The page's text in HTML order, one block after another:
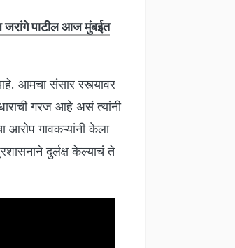
पाटील आज मुंबईत
आमचा संसार रस्त्यावर
गरज आहे असं त्यांनी
आरोप गावकऱ्यांनी केला
दुर्लक्ष केल्याचं ते